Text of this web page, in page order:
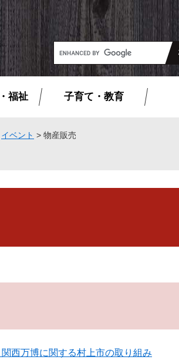
G
o
o
カ
検
福祉 子育て・教育
イベント > 物産販売
西万博に関する村上市の取り組み